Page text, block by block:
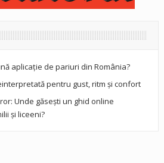
aplicație de pariuri din România?
pentru gust, ritm și confort
Unde găsești un ghid online
și liceeni?